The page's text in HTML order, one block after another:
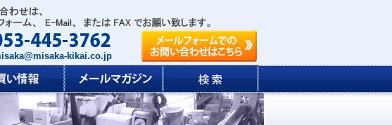
kikai.co.jp